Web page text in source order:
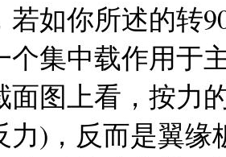
若如你所述的转
个集中载作用于
面图上看，按力
力)，反而是翼